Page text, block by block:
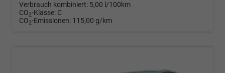
Verbrauch kombiniert: 5,00 l/100km
CO2-Klasse: C
CO2-Emissionen: 115,00 g/km